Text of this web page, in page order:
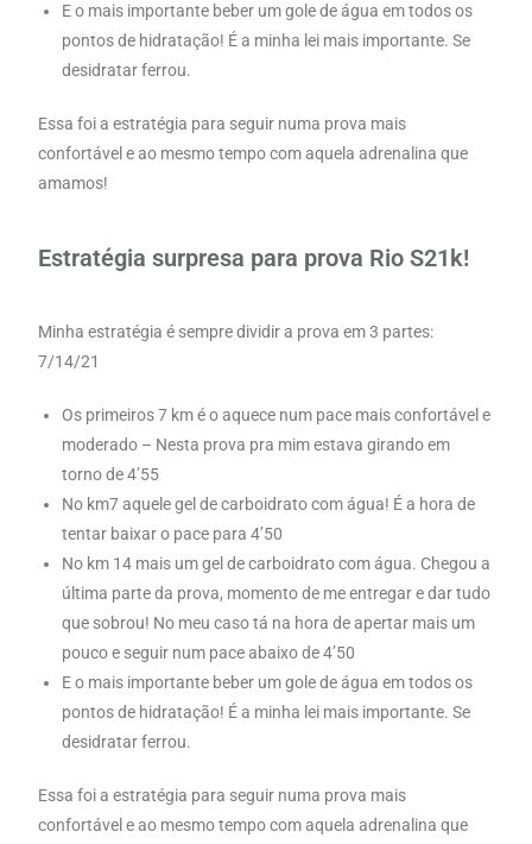
E o mais importante beber um gole de água em todos os
pontos de hidratação! É a minha lei mais importante. Se
desidratar ferrou.
Essa foi a estratégia para seguir numa prova mais
confortável e ao mesmo tempo com aquela adrenalina que
amamos!
Estratégia surpresa para prova Rio S21k!
Minha estratégia é sempre dividir a prova em 3 partes:
7/14/21
Os primeiros 7 km é o aquece num pace mais confortável e
moderado – Nesta prova pra mim estava girando em
torno de 4’55
No km7 aquele gel de carboidrato com água! É a hora de
tentar baixar o pace para 4’50
No km 14 mais um gel de carboidrato com água. Chegou a
última parte da prova, momento de me entregar e dar tudo
que sobrou! No meu caso tá na hora de apertar mais um
pouco e seguir num pace abaixo de 4’50
E o mais importante beber um gole de água em todos os
pontos de hidratação! É a minha lei mais importante. Se
desidratar ferrou.
Essa foi a estratégia para seguir numa prova mais
confortável e ao mesmo tempo com aquela adrenalina que